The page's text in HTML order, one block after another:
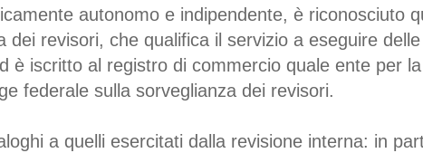
autonomo e indipendente, è riconosciuto
dei revisori, che qualifica il servizio a eseguire
è iscritto al registro di commercio quale ente per
federale sulla sorveglianza dei revisori.
a quelli esercitati dalla revisione interna: in